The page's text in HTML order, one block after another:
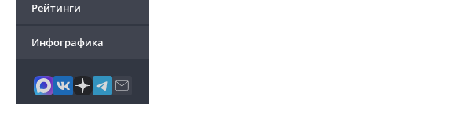
Рейтинги
Инфографика